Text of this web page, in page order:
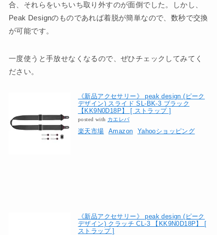
合、それらをいちいち取り外すのが面倒でした。しかし、
Peak Designのものであれば着脱が簡単なので、数秒で交換
が可能です。
一度使うと手放せなくなるので、ぜひチェックしてみてく
ださい。
《新品アクセサリー》 peak design (ピーク
デザイン) スライド SL-BK-3 ブラック
【KK9N0D18P】 [ ストラップ ]
posted with カエレバ
楽天市場 Amazon Yahooショッピング
《新品アクセサリー》 peak design (ピーク
デザイン) クラッチ CL-3 【KK9N0D18P】 [
ストラップ ]